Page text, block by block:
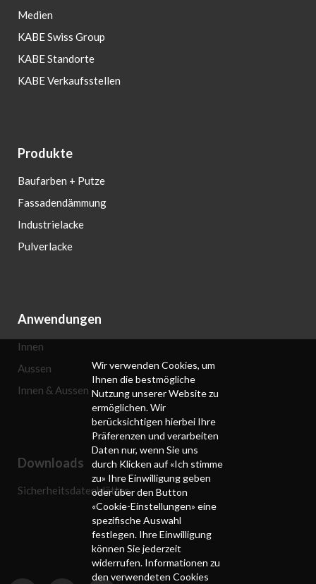
Medien
KABE Swiss Group
KABE Standorte
KABE Verkaufsstellen
Produkte
Baufarben + Putze
Fassadendämmung
Industrielacke
Pulverlacke
Anwendungen
Innen
Aussen
Innen & Aussen
Downloads
Sicherheitsdatenblätter
Wir verwenden Cookies, um
Ihnen die bestmögliche
Nutzung unserer Website zu
ermöglichen. Wir
berücksichtigen hierbei Ihre
Präferenzen und verarbeiten
Daten nur, wenn Sie uns
durch Klicken auf «Ich stimme
zu» Ihre Einwilligung geben
oder über den Button
«Cookie-Einstellungen» eine
spezifische Auswahl
festlegen. Ihre Einwilligung
können Sie jederzeit
widerrufen. Informationen zu
den verwendeten Cookies